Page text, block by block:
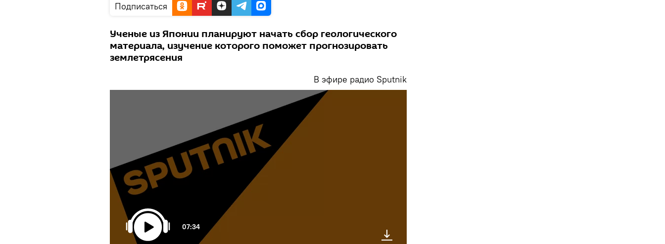
Подписаться
Ученые из Японии планируют начать сбор геологического
материала, изучение которого поможет прогнозировать
землетрясения
В эфире радио Sputnik
07:34